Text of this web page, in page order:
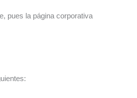
pues la página corporativa